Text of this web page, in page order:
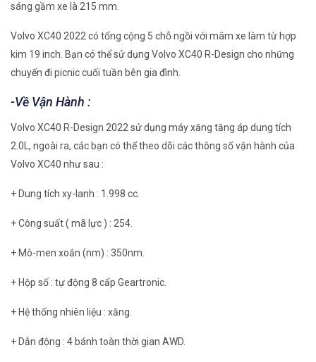
sáng gầm xe là 215 mm.
Volvo XC40 2022 có tổng cộng 5 chỗ ngồi với mâm xe làm từ hợp
kim 19 inch. Bạn có thể sử dụng Volvo XC40 R-Design cho những
chuyến đi picnic cuối tuần bên gia đình.
-Về Vận Hành :
Volvo XC40 R-Design 2022 sử dụng máy xăng tăng áp dung tích
2.0L, ngoài ra, các bạn có thể theo dõi các thông số vận hành của
Volvo XC40 như sau :
+ Dung tích xy-lanh : 1.998 cc.
+ Công suất ( mã lực ) : 254.
+ Mô-men xoắn (nm) : 350nm.
+ Hộp số : tự động 8 cấp Geartronic.
+ Hệ thống nhiên liệu : xăng.
+ Dẫn động : 4 bánh toàn thời gian AWD.